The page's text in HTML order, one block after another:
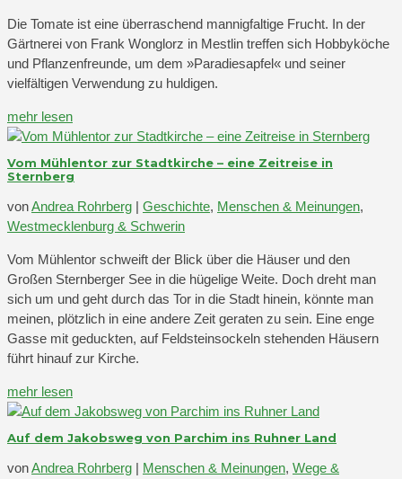
Die Tomate ist eine überraschend mannigfaltige Frucht. In der
Gärtnerei von Frank Wonglorz in Mestlin treffen sich Hobbyköche
und Pflanzenfreunde, um dem »Paradiesapfel« und seiner
vielfältigen Verwendung zu huldigen.
mehr lesen
Vom Mühlentor zur Stadtkirche – eine Zeitreise in
Sternberg
vonAndrea Rohrberg | Geschichte, Menschen & Meinungen,
Westmecklenburg & Schwerin
Vom Mühlentor schweift der Blick über die Häuser und den
Großen Sternberger See in die hügelige Weite. Doch dreht man
sich um und geht durch das Tor in die Stadt hinein, könnte man
meinen, plötzlich in eine andere Zeit geraten zu sein. Eine enge
Gasse mit geduckten, auf Feldsteinsockeln stehenden Häusern
führt hinauf zur Kirche.
mehr lesen
Auf dem Jakobsweg von Parchim ins Ruhner Land
vonAndrea Rohrberg | Menschen & Meinungen, Wege &